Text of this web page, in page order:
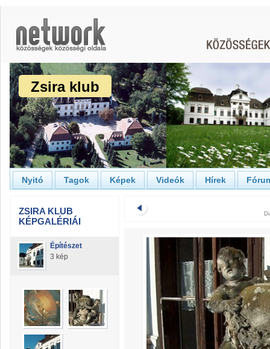
Zsira klub
Nyitó Tagok Képek Videók Hírek
ZSIRA KLUB
KÉPGALÉRIÁI
Építészet
3 kép